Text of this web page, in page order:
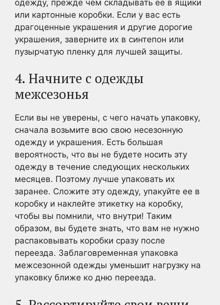
одежду, прежде чем складывать ее в ящики
или картонные коробки. Если у вас есть
драгоценные украшения и другие дорогие
украшения, заверните их в синтепон или
пузырчатую пленку для лучшей защиты.
4. Начните с одежды
межсезонья
Если вы не уверены, с чего начать упаковку,
сначала возьмите всю свою несезонную
одежду и украшения. Есть большая
вероятность, что вы не будете носить эту
одежду в течение следующих нескольких
месяцев. Поэтому лучше упаковать их
заранее. Сложите эту одежду, упакуйте ее в
коробку и наклейте этикетку на коробку,
чтобы вы помнили, что внутри! Таким
образом, вы будете знать, что вам не нужно
распаковывать коробки сразу после
переезда. Заблаговременная упаковка
межсезонной одежды уменьшит нагрузку на
упаковку ближе ко дню переезда.